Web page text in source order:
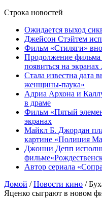
Строка новостей
Ожидается выход
Джейсон Стэйтем
Фильм «Стиляги»
Продолжение
появиться на экранах
Стала известна дата
женщины-паука»
Адриа Архона и
в драме
Фильм «Пятый
экранах
Майкл Б. Джордан
картине «Полиция
Джонни Депп
Автор сериала
Домой / Новости кино /
Яценко сыграют в новом